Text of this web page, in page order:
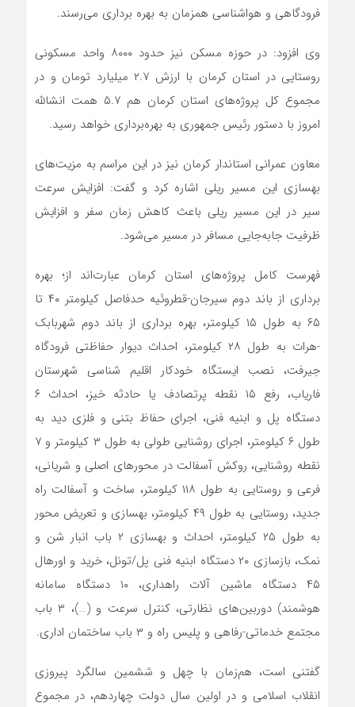
فرودگاهی و هواشناسی همزمان به بهره برداری می‌رسند.
وی افزود: در حوزه مسکن نیز حدود ۸۰۰۰ واحد مسکونی
روستایی در استان کرمان با ارزش ۲.۷ میلیارد تومان و در
مجموع کل پروژه‌های استان کرمان هم ۵.۷ همت انشالله
امروز با دستور رئیس جمهوری به بهره‌برداری خواهد رسید.
معاون عمرانی استاندار کرمان نیز در این مراسم به مزیت‌های
بهسازی این مسیر ریلی اشاره کرد و گفت: افزایش سرعت
سیر در این مسیر ریلی باعث کاهش زمان سفر و افزایش
ظرفیت جابه‌جایی مسافر در مسیر می‌شود.
فهرست کامل پروژه‌های استان کرمان عبارت‌اند از؛ بهره
برداری از باند دوم سیرجان-قطروئیه حدفاصل کیلومتر ۴۰ تا
۶۵ به طول ۱۵ کیلومتر، بهره برداری از باند دوم شهربابک
-هرات به طول ۲۸ کیلومتر، احداث دیوار حفاظتی فرودگاه
جیرفت، نصب ایستگاه خودکار اقلیم شناسی شهرستان
فاریاب، رفع ۱۵ نقطه پرتصادف یا حادثه خیز، احداث ۶
دستگاه پل و ابنیه فنی، اجرای حفاظ بتنی و فلزی دید به
طول ۶ کیلومتر، اجرای روشنایی طولی به طول ۳ کیلومتر و ۷
نقطه روشنایی، روکش آسفالت در محورهای اصلی و شریانی،
فرعی و روستایی به طول ۱۱۸ کیلومتر، ساخت و آسفالت راه
جدید، روستایی به طول ۴۹ کیلومتر، بهسازی و تعریض محور
به طول ۲۵ کیلومتر، احداث و بهسازی ۲ باب انبار شن و
نمک، بازسازی ۲۰ دستگاه ابنیه فنی پل/تونل، خرید و اورهال
۴۵ دستگاه ماشین آلات راهداری، ۱۰ دستگاه سامانه
هوشمند) دوربین‌های نظارتی، کنترل سرعت و (…)، ۳ باب
مجتمع خدماتی-رفاهی و پلیس راه و ۳ باب ساختمان اداری.
گفتنی است، هم‌زمان با چهل و ششمین سالگرد پیروزی
انقلاب اسلامی و در اولین سال دولت چهاردهم، در مجموع